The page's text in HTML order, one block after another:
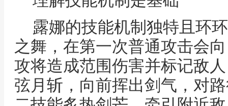
露娜的技能机制独特且环
之舞，在第一次普通攻击会
攻将造成范围伤害并标记敌
弦月斩，向前挥出剑气，对